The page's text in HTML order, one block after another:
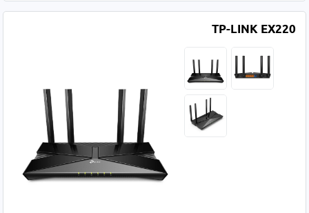
TP-LINK EX220